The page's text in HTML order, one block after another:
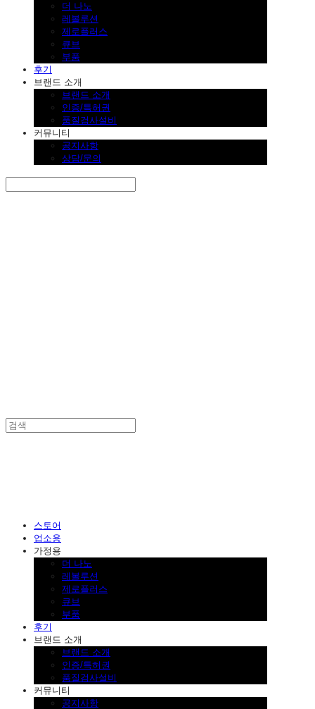
더 나노
레볼루션
제로플러스
큐브
부품
후기
브랜드 소개
브랜드 소개
인증/특허권
품질검사설비
커뮤니티
공지사항
상담/문의
스토어
업소용
가정용
더 나노
레볼루션
제로플러스
큐브
부품
후기
브랜드 소개
브랜드 소개
인증/특허권
품질검사설비
커뮤니티
공지사항